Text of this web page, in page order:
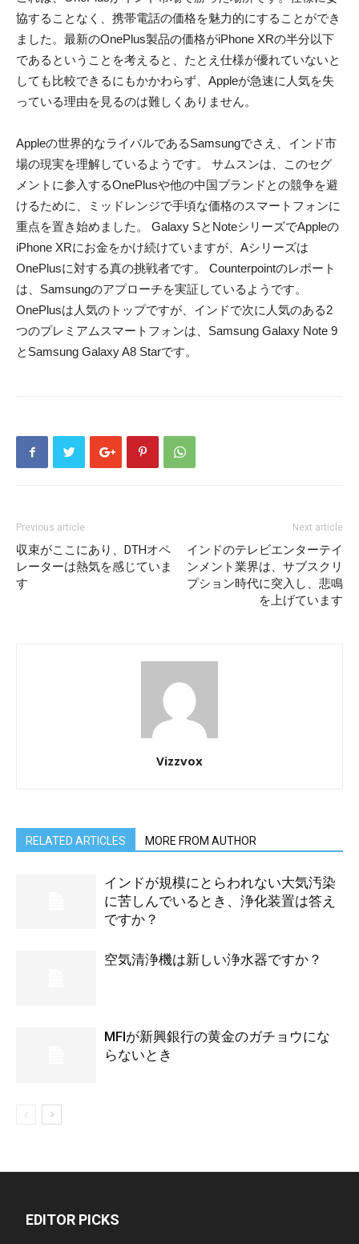
協することなく、携帯電話の価格を魅力的にすることができ
ました。最新のOnePlus製品の価格がiPhone XRの半分以下
であるということを考えると、たとえ仕様が優れていないと
しても比較できるにもかかわらず、Appleが急速に人気を失
っている理由を見るのは難しくありません。
Appleの世界的なライバルであるSamsungでさえ、インド市
場の現実を理解しているようです。 サムスンは、このセグ
メントに参入するOnePlusや他の中国ブランドとの競争を避
けるために、ミッドレンジで手頃な価格のスマートフォンに
重点を置き始めました。 Galaxy SとNoteシリーズでAppleの
iPhone XRにお金をかけ続けていますが、Aシリーズは
OnePlusに対する真の挑戦者です。 Counterpointのレポート
は、Samsungのアプローチを実証しているようです。
OnePlusは人気のトップですが、インドで次に人気のある2
つのプレミアムスマートフォンは、Samsung Galaxy Note 9
とSamsung Galaxy A8 Starです。
Previous article
収束がここにあり、DTHオペ
レーターは熱気を感じていま
す
Next article
インドのテレビエンターテイ
ンメント業界は、サブスクリ
プション時代に突入し、悲鳴
を上げています
Vizzvox
RELATED ARTICLES MORE FROM AUTHOR
インドが規模にとらわれない大気汚染
に苦しんでいるとき、浄化装置は答え
ですか？
空気清浄機は新しい浄水器ですか？
MFIが新興銀行の黄金のガチョウにな
らないとき
EDITOR PICKS